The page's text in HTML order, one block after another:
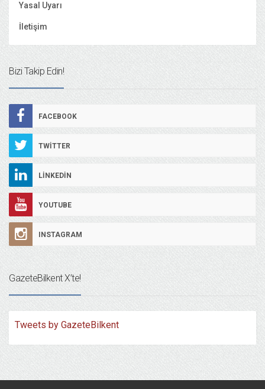
Yasal Uyarı
İletişim
Bizi Takip Edin!
FACEBOOK
TWITTER
LINKEDIN
YOUTUBE
INSTAGRAM
GazeteBilkent X’te!
Tweets by GazeteBilkent